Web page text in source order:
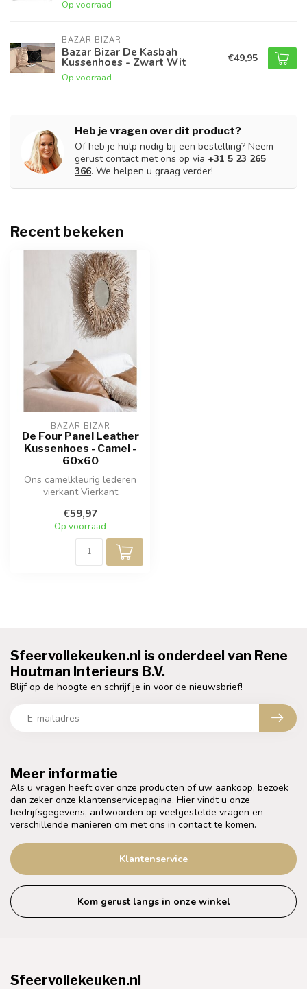
Op voorraad
BAZAR BIZAR
Bazar Bizar De Kasbah
Kussenhoes - Zwart Wit
Op voorraad
€49,95
Heb je vragen over dit product?
Of heb je hulp nodig bij een bestelling? Neem
gerust contact met ons op via +31 5 23 265
366. We helpen u graag verder!
Recent bekeken
BAZAR BIZAR
De Four Panel Leather
Kussenhoes - Camel -
60x60
Ons camelkleurig lederen
vierkant Vierkant
stijlvol textu...
€59,97
Op voorraad
Meer informatie
Als u vragen heeft over onze producten of uw aankoop, bezoek
dan zeker onze klantenservicepagina. Hier vindt u onze
bedrijfsgegevens, antwoorden op veelgestelde vragen en
verschillende manieren om met ons in contact te komen.
Klantenservice
Kom gerust langs in onze winkel
Sfeervollekeuken.nl is onderdeel van Rene
Houtman Interieurs B.V.
Blijf op de hoogte en schrijf je in voor de nieuwsbrief!
Sfeervollekeuken.nl